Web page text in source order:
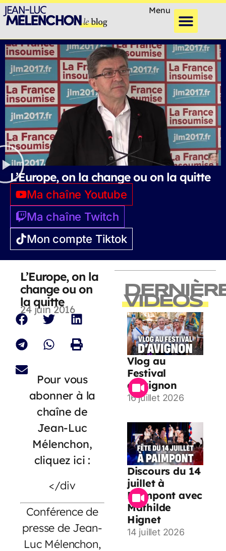
Menu
L’Europe, on la change ou on la quitte
Ma chaîne Youtube
Ma chaîne Twitch
Mon compte Tiktok
L’Europe, on la
change ou on
la quitte
24 juin 2016
Pour vous
abonner à la
chaîne de
Jean-Luc
Mélenchon,
cliquez ici :
</div
Conférence de
presse de Jean-
Luc Mélenchon,
VIDEOS
Vlog au
Festival
d’Avignon
16 juillet 2026
Discours du 14
juillet à
Paimpont avec
Mathilde
Hignet
14 juillet 2026